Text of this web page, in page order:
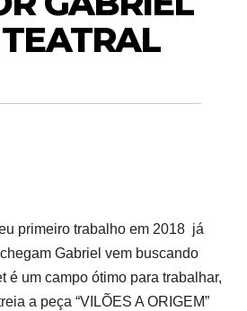
primeiro trabalho em 2018 já
Gabriel vem buscando
é um campo ótimo para trabalhar,
a peça “VILÕES A ORIGEM”